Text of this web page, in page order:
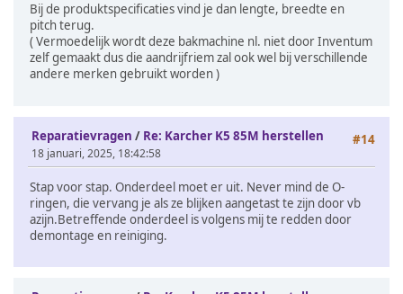
Bij de produktspecificaties vind je dan lengte, breedte en
pitch terug.
( Vermoedelijk wordt deze bakmachine nl. niet door Inventum
zelf gemaakt dus die aandrijfriem zal ook wel bij verschillende
andere merken gebruikt worden )
#14
Reparatievragen / Re: Karcher K5 85M herstellen
18 januari, 2025, 18:42:58
Stap voor stap. Onderdeel moet er uit. Never mind de O-
ringen, die vervang je als ze blijken aangetast te zijn door vb
azijn.Betreffende onderdeel is volgens mij te redden door
demontage en reiniging.